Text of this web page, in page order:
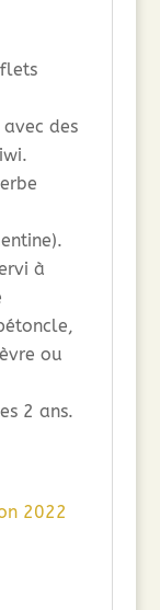
des
à
ou
2 ans.
2022